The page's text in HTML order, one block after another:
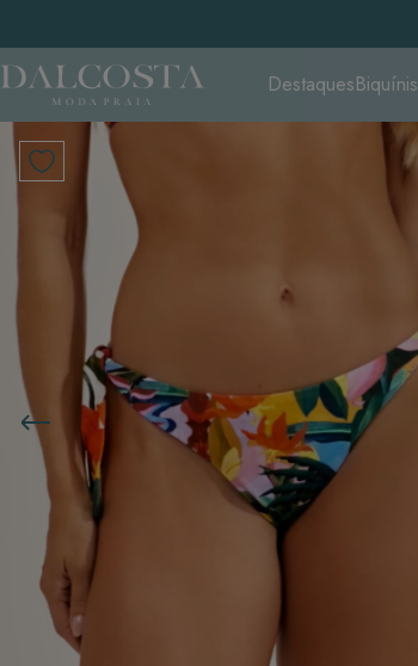
DestaquesBiquínis